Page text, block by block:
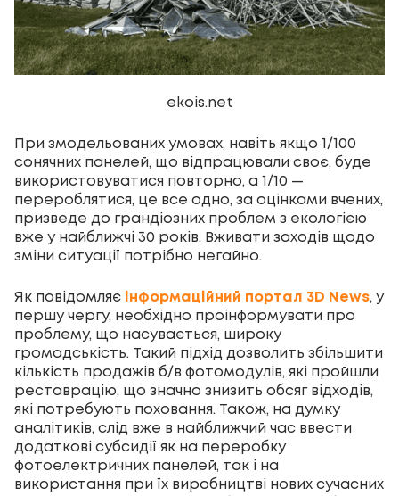
ekois.net
При змодельованих умовах, навіть якщо 1/100
сонячних панелей, що відпрацювали своє, буде
використовуватися повторно, а 1/10 —
перероблятися, це все одно, за оцінками вчених,
призведе до грандіозних проблем з екологією
вже у найближчі 30 років. Вживати заходів щодо
зміни ситуації потрібно негайно.
Як повідомляє інформаційний портал 3D News, у
першу чергу, необхідно проінформувати про
проблему, що насувається, широку
громадськість. Такий підхід дозволить збільшити
кількість продажів б/в фотомодулів, які пройшли
реставрацію, що значно знизить обсяг відходів,
які потребують поховання. Також, на думку
аналітиків, слід вже в найближчий час ввести
додаткові субсидії як на переробку
фотоелектричних панелей, так і на
використання при їх виробництві нових сучасних